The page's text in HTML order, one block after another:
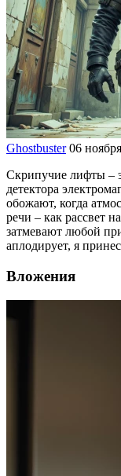
Ghostbuster 06
Скрипучие лифты –
детектора
обожают, когда
речи – как рассвет
затмевают любой
аплодирует, я
Вложения